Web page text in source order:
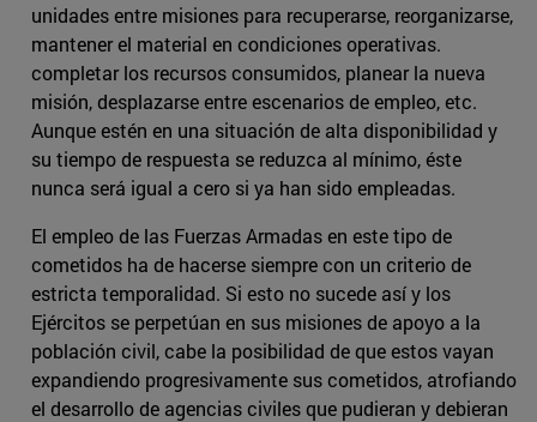
unidades entre misiones para recuperarse, reorganizarse,
mantener el material en condiciones operativas.
completar los recursos consumidos, planear la nueva
misión, desplazarse entre escenarios de empleo, etc.
Aunque estén en una situación de alta disponibilidad y
su tiempo de respuesta se reduzca al mínimo, éste
nunca será igual a cero si ya han sido empleadas.
El empleo de las Fuerzas Armadas en este tipo de
cometidos ha de hacerse siempre con un criterio de
estricta temporalidad. Si esto no sucede así y los
Ejércitos se perpetúan en sus misiones de apoyo a la
población civil, cabe la posibilidad de que estos vayan
expandiendo progresivamente sus cometidos, atrofiando
el desarrollo de agencias civiles que pudieran y debieran